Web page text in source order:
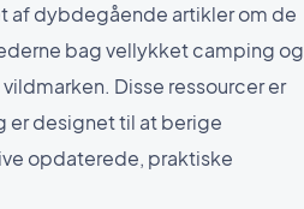
af dybdegående artikler om de
bag vellykket camping og
Disse ressourcer er
designet til at berige
opdaterede, praktiske